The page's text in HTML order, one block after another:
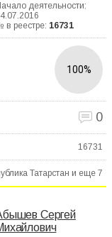
деятельности:
в реестре: 16731
100%
0
16731
Татарстан и еще 7
Сергей